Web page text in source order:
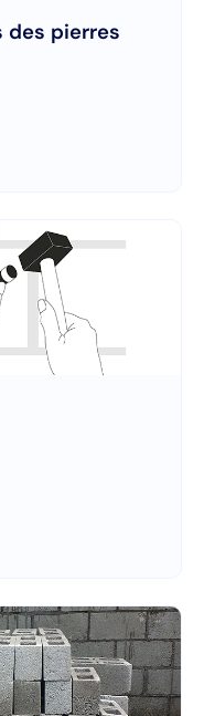
des pierres